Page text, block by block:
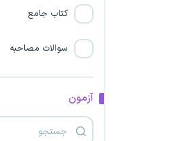
کتاب جامع
سوالات مصاحبه
آزمون
شرکت پارس سویچ
شرکت زغال سنگ